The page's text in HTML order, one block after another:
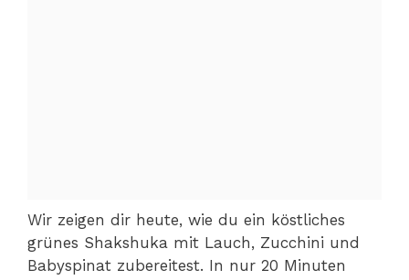
Wir zeigen dir heute, wie du ein köstliches
grünes Shakshuka mit Lauch, Zucchini und
Babyspinat zubereitest. In nur 20 Minuten